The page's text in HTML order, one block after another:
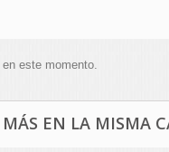
este momento.
EN LA MISMA